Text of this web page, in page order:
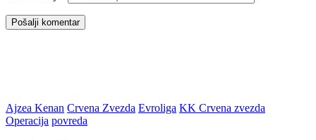
Ajzea Kenan Crvena Zvezda Evroliga KK Crvena zvezda
Operacija povreda